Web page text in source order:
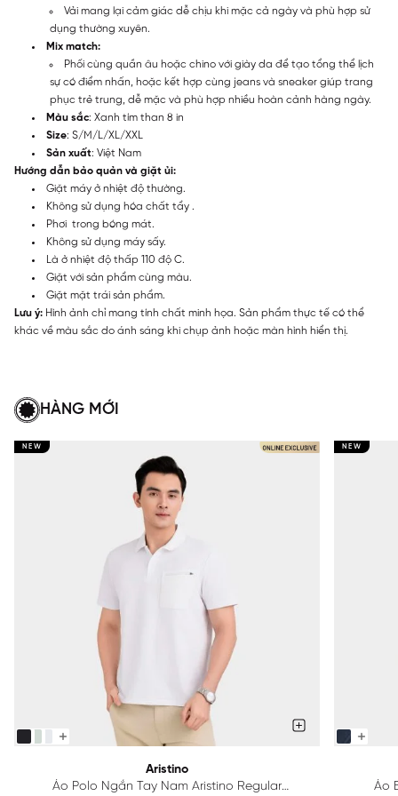
Vải mang lại cảm giác dễ chịu khi mặc cả ngày và phù hợp sử
dụng thường xuyên.
Mix match:
Phối cùng quần âu hoặc chino với giày da để tạo tổng thể lịch
sự có điểm nhấn, hoặc kết hợp cùng jeans và sneaker giúp trang
phục trẻ trung, dễ mặc và phù hợp nhiều hoàn cảnh hàng ngày.
Màu sắc: Xanh tím than 8 in
Size: S/M/L/XL/XXL
Sản xuất: Việt Nam
Hướng dẫn bảo quản và giặt ủi:
Giặt máy ở nhiệt độ thường.
Không sử dụng hóa chất tẩy .
Phơi trong bóng mát.
Không sử dụng máy sấy.
Là ở nhiệt độ thấp 110 độ C.
Giặt với sản phẩm cùng màu.
Giặt mặt trái sản phẩm.
Lưu ý: Hình ảnh chỉ mang tính chất minh họa. Sản phẩm thực tế có thể
khác về màu sắc do ánh sáng khi chụp ảnh hoặc màn hình hiển thị.
HÀNG MỚI
NEW
Aristino
Áo Polo Ngắn Tay Nam Aristino Regular
NEW
Áo